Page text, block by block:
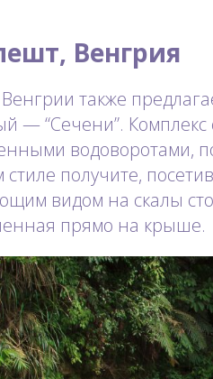
Венгрия
также
— “Сечени”.
водоворотами,
стиле получите,
видом на скалы
прямо на крыше.